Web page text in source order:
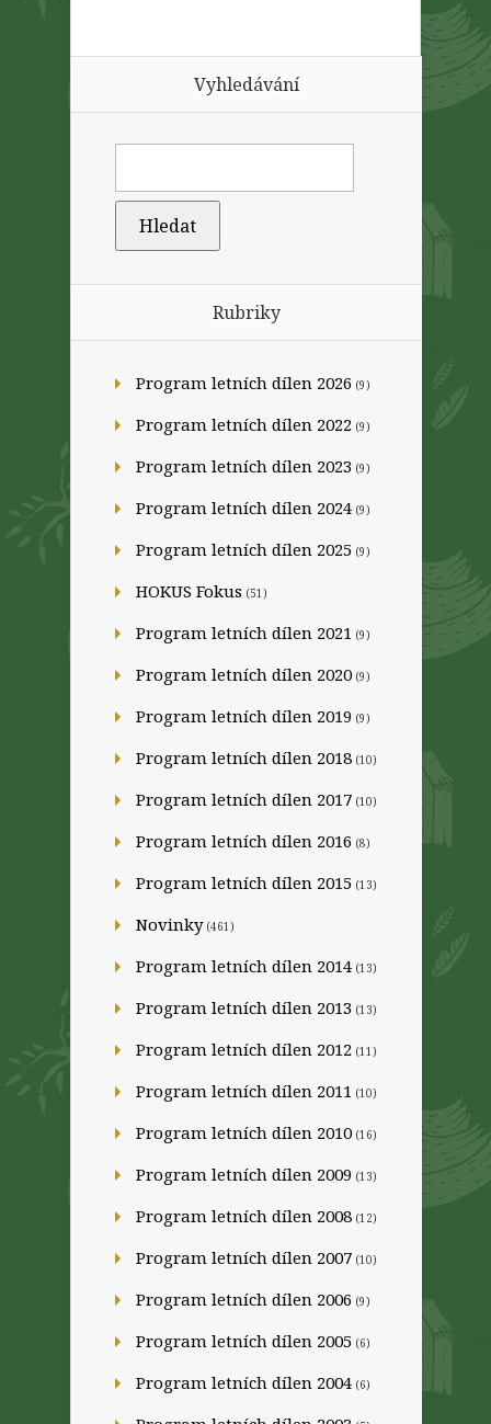
Vyhledávání
Rubriky
Program letních dílen 2026 (9)
Program letních dílen 2022 (9)
Program letních dílen 2023 (9)
Program letních dílen 2024 (9)
Program letních dílen 2025 (9)
HOKUS Fokus (51)
Program letních dílen 2021 (9)
Program letních dílen 2020 (9)
Program letních dílen 2019 (9)
Program letních dílen 2018 (10)
Program letních dílen 2017 (10)
Program letních dílen 2016 (8)
Program letních dílen 2015 (13)
Novinky(461)
Program letních dílen 2014 (13)
Program letních dílen 2013 (13)
Program letních dílen 2012 (11)
Program letních dílen 2011 (10)
Program letních dílen 2010 (16)
Program letních dílen 2009 (13)
Program letních dílen 2008 (12)
Program letních dílen 2007 (10)
Program letních dílen 2006 (9)
Program letních dílen 2005 (6)
Program letních dílen 2004 (6)